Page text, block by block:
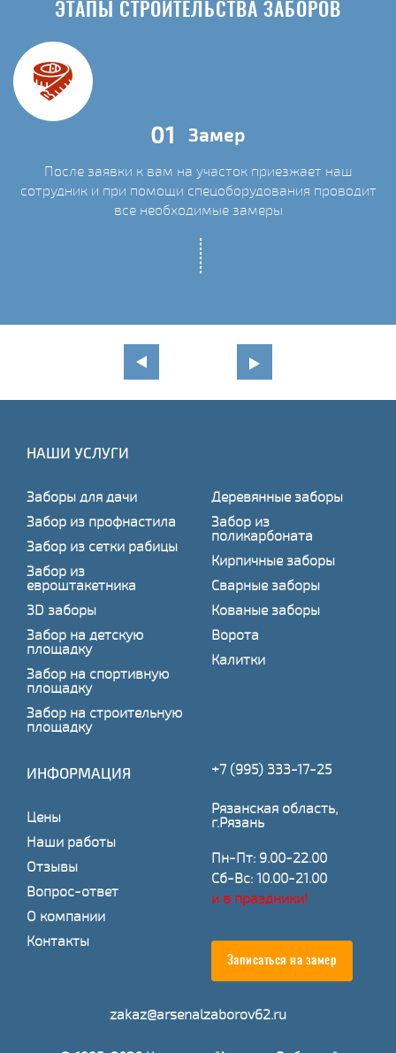
ЭТАПЫ СТРОИТЕЛЬСТВА ЗАБОРОВ
01 Замер
После заявки к вам на участок приезжает наш
сотрудник и при помощи спецоборудования проводит
все необходимые замеры
НАШИ УСЛУГИ
Заборы для дачи
Забор из профнастила
Забор из сетки рабицы
Забор из
евроштакетника
3D заборы
Забор на детскую
площадку
Забор на спортивную
площадку
Забор на строительную
площадку
Деревянные заборы
Забор из
поликарбоната
Кирпичные заборы
Сварные заборы
Кованые заборы
Ворота
Калитки
ИНФОРМАЦИЯ
Цены
Наши работы
Отзывы
Вопрос-ответ
О компании
Контакты
+7 (995) 333-17-25
Рязанская область,
г.Рязань
Пн-Пт: 9.00-22.00
Сб-Вс: 10.00-21.00
и в праздники!
Записаться на замер
zakaz@arsenalzaborov62.ru